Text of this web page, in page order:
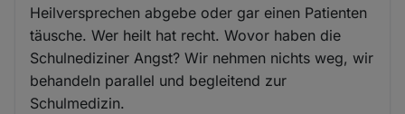
Heilversprechen abgebe oder gar einen Patienten
täusche. Wer heilt hat recht. Wovor haben die
Schulnediziner Angst? Wir nehmen nichts weg, wir
behandeln parallel und begleitend zur
Schulmedizin.